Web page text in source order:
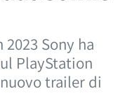
Sony ha
PlayStation
trailer di